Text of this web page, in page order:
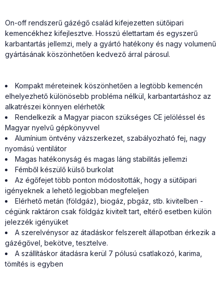
On-off rendszerű gázégő család kifejezetten sütőipari
kemencékhez kifejlesztve. Hosszú élettartam és egyszerű
karbantartás jellemzi, mely a gyártó hatékony és nagy volumenű
gyártásának köszönhetően kedvező árral párosul.
Kompakt méreteinek köszönhetően a legtöbb kemencén
elhelyezhető különösebb probléma nélkül, karbantartáshoz az
alkatrészei könnyen elérhetők
Rendelkezik a Magyar piacon szükséges CE jelöléssel és
Magyar nyelvű gépkönyvvel
Alumínium öntvény vázszerkezet, szabályozható fej, nagy
nyomású ventilátor
Magas hatékonyság és magas láng stabilitás jellemzi
Fémből készülő külső burkolat
Az égőfejet több ponton módosították, hogy a sütőipari
igényeknek a lehető legjobban megfeleljen
Elérhető metán (földgáz), biogáz, pbgáz, stb. kivitelben -
cégünk raktáron csak földgáz kivitelt tart, eltérő esetben külön
jelezzék igényüket
A szerelvénysor az átadáskor felszerelt állapotban érkezik a
gázégővel, bekötve, tesztelve.
A szállításkor átadásra kerül 7 pólusú csatlakozó, karima,
tömítés is egyben